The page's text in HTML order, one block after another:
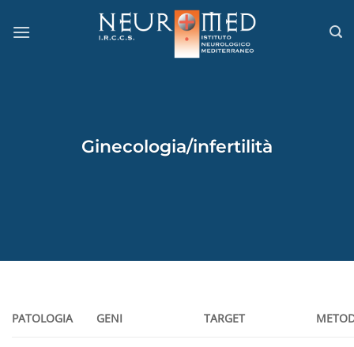
Ginecologia/infertilità
PATOLOGIA GENI TARGET